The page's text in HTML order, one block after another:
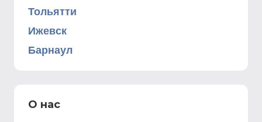
Тольятти
Ижевск
Барнаул
О нас